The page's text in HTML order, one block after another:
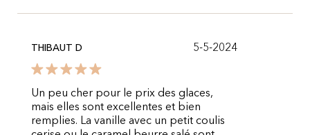
THIBAUT D 5-5-2024
Un peu cher pour le prix des glaces,
mais elles sont excellentes et bien
remplies. La vanille avec un petit coulis